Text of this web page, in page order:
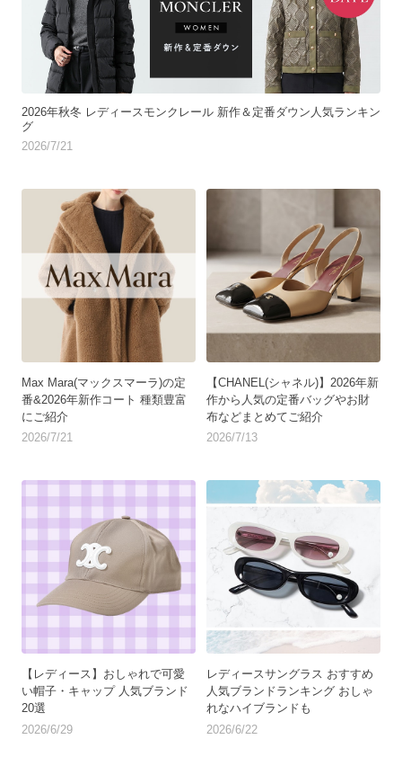
2026年秋冬 レディースモンクレール 新作＆定番ダウン人気ランキン
グ
2026/7/21
Max Mara(マックスマーラ)の定
番&2026年新作コート 種類豊富
にご紹介
2026/7/21
【CHANEL(シャネル)】2026年新
作から人気の定番バッグやお財
布などまとめてご紹介
2026/7/13
【レディース】おしゃれで可愛
い帽子・キャップ 人気ブランド
20選
2026/6/29
レディースサングラス おすすめ
人気ブランドランキング おしゃ
れなハイブランドも
2026/6/22